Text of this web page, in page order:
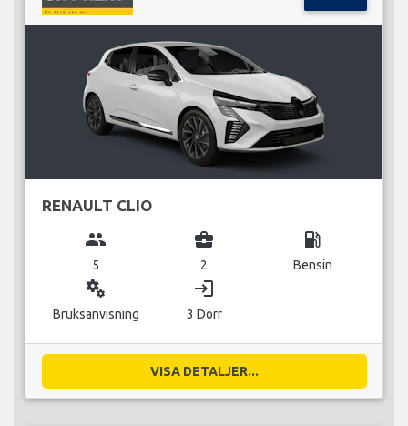
RENAULT CLIO
group
5
business_center
2
local_gas_station
Bensin
miscellaneous_services
Bruksanvisning
login
3 Dörr
VISA DETALJER...